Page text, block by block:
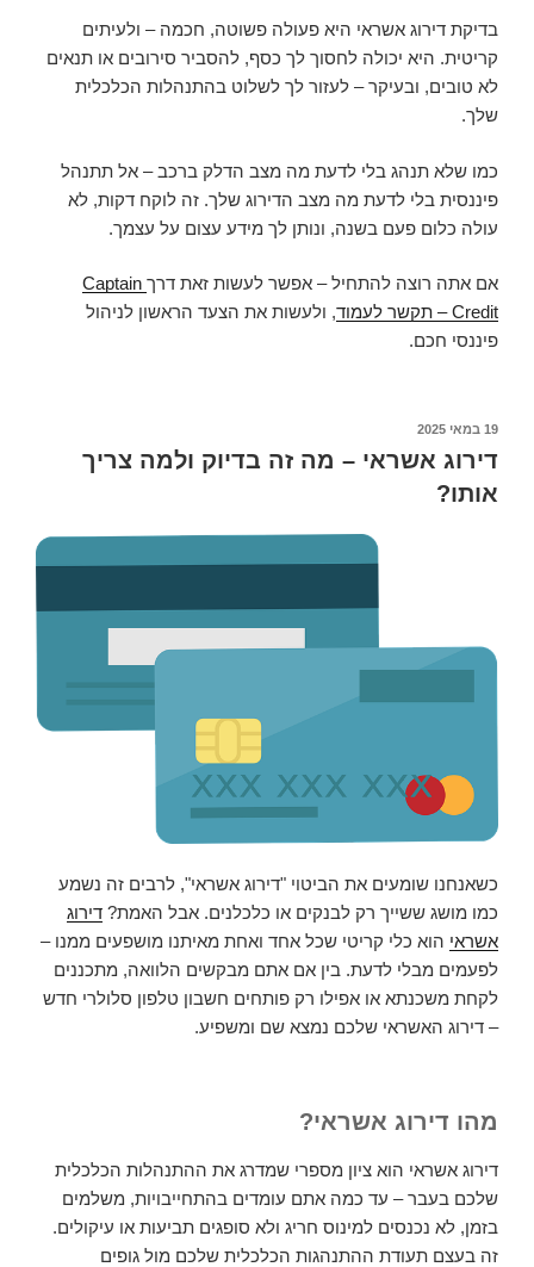
בדיקת דירוג אשראי היא פעולה פשוטה, חכמה – ולעיתים
קריטית. היא יכולה לחסוך לך כסף, להסביר סירובים או תנאים
לא טובים, ובעיקר – לעזור לך לשלוט בהתנהלות הכלכלית
שלך.
כמו שלא תנהג בלי לדעת מה מצב הדלק ברכב – אל תתנהל
פיננסית בלי לדעת מה מצב הדירוג שלך. זה לוקח דקות, לא
עולה כלום פעם בשנה, ונותן לך מידע עצום על עצמך.
אם אתה רוצה להתחיל – אפשר לעשות זאת דרך Captain
Credit – תקשר לעמוד
, ולעשות את הצעד הראשון לניהול
פיננסי חכם.
פורסם
19 במאי 2025
דירוג אשראי – מה זה בדיוק ולמה צריך
אותו?
כשאנחנו שומעים את הביטוי "דירוג אשראי", לרבים זה נשמע
כמו מושג ששייך רק לבנקים או כלכלנים. אבל האמת? דירוג
אשראי הוא כלי קריטי שכל אחד ואחת מאיתנו מושפעים ממנו –
לפעמים מבלי לדעת. בין אם אתם מבקשים הלוואה, מתכננים
לקחת משכנתא או אפילו רק פותחים חשבון טלפון סלולרי חדש
– דירוג האשראי שלכם נמצא שם ומשפיע.
מהו דירוג אשראי?
דירוג אשראי הוא ציון מספרי שמדרג את ההתנהלות הכלכלית
שלכם בעבר – עד כמה אתם עומדים בהתחייבויות, משלמים
בזמן, לא נכנסים למינוס חריג ולא סופגים תביעות או עיקולים.
זה בעצם תעודת ההתנהגות הכלכלית שלכם מול גופים